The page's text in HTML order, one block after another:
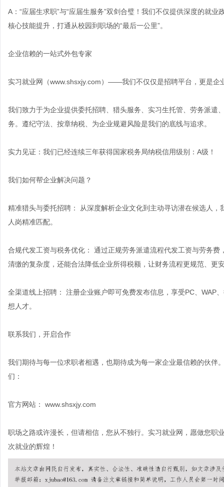
A：“应届生求职”与“应届生服务”双剑合璧！我们不仅提供深度的就
核心技能提升，打通从校园到职场的“最后一公里”。
企业信赖的一站式外包专家
实习就业网（www.shsxjy.com）——我们不仅仅是招聘平台，更是企
我们致力于为企业提供委托招聘、猎头服务、实习生托管、 劳务派遣
务。遵纪守法、按章纳税、为企业规避风险是我们的底线与追求。
实力见证：我们已经连续三年获得国家税务局纳税信用级别：A级！
我们如何帮企业解决问题？
精准猎头与委托招聘： 从深度解析企业文化到主动寻访潜在候选人
人岗精准匹配。
合规代发工资与税务优化： 通过正规劳务派遣流程代发工资与劳务
清缴的复杂度，还能合法降低企业所得税额，让财务流程更规范、更
全渠道线上招聘： 注册企业账户即可免费发布信息，享受PC、WAP
想人才。
联系我们，开启合作
我们期待与每一位求职者相遇，也期待成为每一家企业最信赖的伙伴
们：
官方网站： www.shsxjy.com
职场之路或许漫长，但请相信，您从不独行。实习就业网，愿做您职
次就业的辉煌！